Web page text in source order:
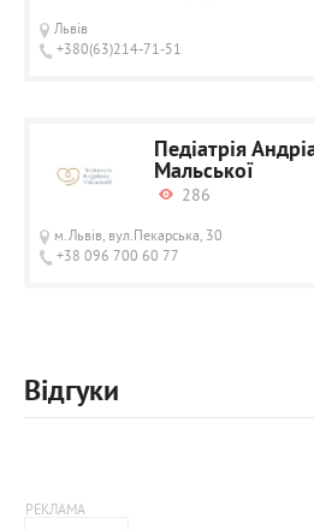
Львів
+380(63)214-71-51
Педіатрія
Мальської
286
м.Львів, вул.Пекарська, 30
+38 096 700 60 77
Відгуки